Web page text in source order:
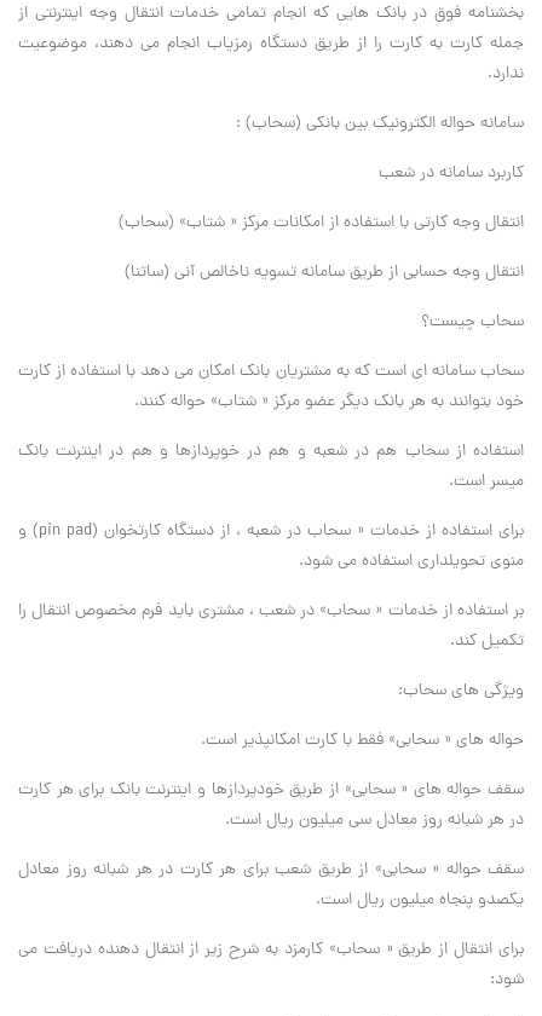
بخشنامه فوق در بانک هایی که انجام تمامی خدمات انتقال وجه اینترنتی از
جمله کارت به کارت را از طریق دستگاه رمزیاب انجام می دهند، موضوعیت
ندارد.
سامانه حواله الکترونیک بین بانکی (سحاب) :
کاربرد سامانه در شعب
انتقال وجه کارتی با استفاده از امکانات مرکز « شتاب» (سحاب)
انتقال وجه حسابی از طریق سامانه تسویه ناخالص آنی (ساتنا)
سحاب چیست؟
سحاب سامانه ای است که به مشتریان بانک امکان می دهد با استفاده از کارت
خود بتوانند به هر بانک دیگر عضو مرکز « شتاب» حواله کنند.
استفاده از سحاب هم در شعبه و هم در خوپردازها و هم در اینترنت بانک
میسر است.
برای استفاده از خدمات « سحاب در شعبه ، از دستگاه کارتخوان (pin pad) و
منوی تحویلداری استفاده می شود.
بر استفاده از خدمات « سحاب» در شعب ، مشتری باید فرم مخصوص انتقال را
تکمیل کند.
ویژگی های سحاب:
حواله های « سحابی» فقط با کارت امکانپذیر است.
سقف حواله های « سحابی» از طریق خودپردازها و اینترنت بانک برای هر کارت
در هر شبانه روز معادل سی میلیون ریال است.
سقف حواله « سحابی» از طریق شعب برای هر کارت در هر شبانه روز معادل
یکصدو پنجاه میلیون ریال است.
برای انتقال از طریق « سحاب» کارمزد به شرح زیر از انتقال دهنده دریافت می
شود: